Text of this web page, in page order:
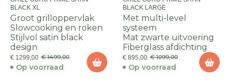
BLACK XL
Groot grilloppervlak
Slowcooking en roken
Stijlvol satin black
design
€ 1299,00 € 1499,00
Op voorraad
BLACK LARGE
Met multi-level
systeem
Mat zwarte uitvoering
Fiberglass afdichting
€ 895,00 € 1099,00
Op voorraad